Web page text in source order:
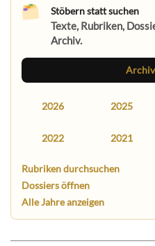
Stöbern statt suchen
Texte, Rubriken,
Archiv.
2026 2025
2022 2021
Rubriken durchsuchen
Dossiers öffnen
Alle Jahre anzeigen